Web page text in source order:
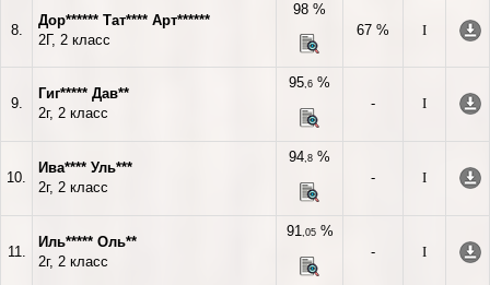
8.
Дор****** Тат**** Арт******
2Г, 2 класс
98 %
67 %
I
9.
Гиг***** Дав**
2г, 2 класс
95,6 %
-
I
10.
Ива**** Уль***
2г, 2 класс
94,8 %
-
I
11.
Иль***** Оль**
2г, 2 класс
91,05%
-
I